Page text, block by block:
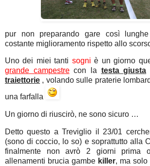
pur non preparando gare così
costante miglioramento rispetto allo
Uno dei miei tanti sogni è un giorno
grande campestrecon la testa giusta
traiettorie , volando sulle praterie
una farfalla
Un giorno di riuscirò, ne sono sicuro …
Detto questo a Treviglio il 23/01
(sono di coccio, lo so) e soprattutto alla
finalmente non avrò 2 giorni prima
allenamenti brucia gambe killer, ma